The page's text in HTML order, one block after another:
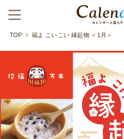
TOP 福よ こいこい 縁起物 ＜1月＞